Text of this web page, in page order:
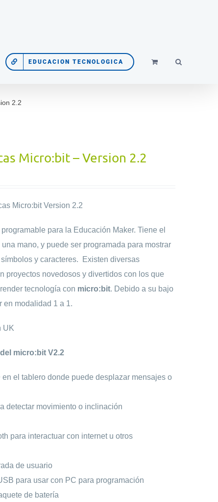
EDUCACION TECNOLOGICA
2.2
Micro:bit – Version 2.2
Micro:bit Version 2.2
para la Educación Maker. Tiene el
mano, y puede ser programada para mostrar
símbolos y caracteres. Existen diversas
proyectos novedosos y divertidos con los que
tecnología con micro:bit. Debido a su bajo
en modalidad 1 a 1.
UK
micro:bit V2.2
en el tablero donde puede desplazar mensajes o
detectar movimiento o inclinación
para interactuar con internet u otros
de usuario
para usar con PC para programación
de batería